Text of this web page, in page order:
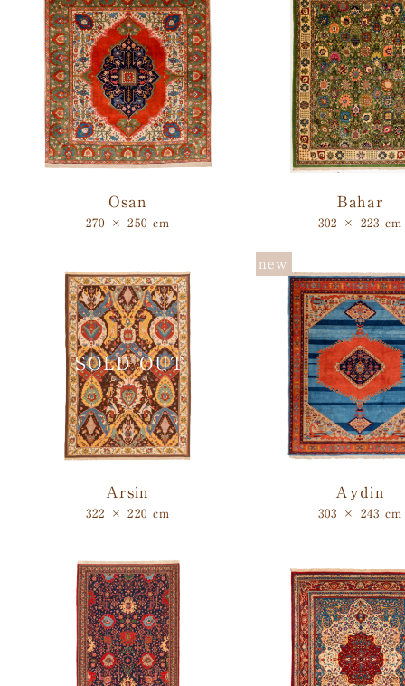
Osan
270 × 250 cm
Bahar
302 × 223 cm
Arsin
322 × 220 cm
Aydin
303 × 243 cm